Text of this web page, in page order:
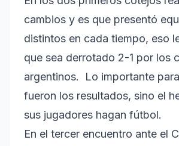
cambios y es que presentó
distintos en cada tiempo, eso
que sea derrotado 2-1 por los
argentinos. Lo importante
fueron los resultados, sino el
sus jugadores hagan fútbol.
En el tercer encuentro ante el